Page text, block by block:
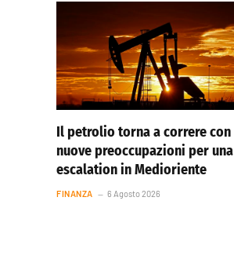
Il petrolio torna a correre con
nuove preoccupazioni per una
escalation in Medioriente
FINANZA 6 Agosto 2026